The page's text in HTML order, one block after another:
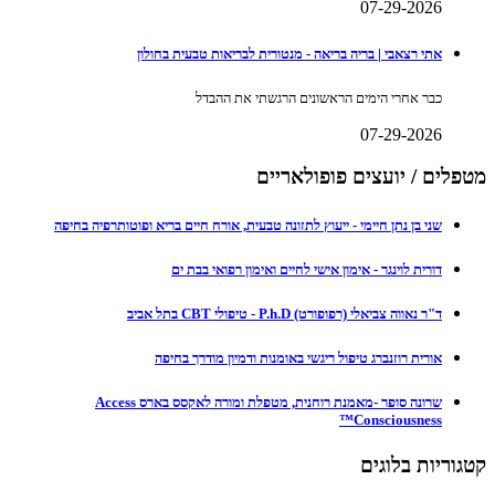
07-29-2026
אתי רצאבי | בריה בריאה - מנטורית לבריאות טבעית בחולון
כבר אחרי הימים הראשונים הרגשתי את ההבדל
07-29-2026
מטפלים / יועצים פופולאריים
שני בן נתן חיימי - ייעוץ לתזונה טבעית, אורח חיים בריא ופוטותרפיה בחיפה
דורית לוינגר - אימון אישי לחיים ואימון רפואי בבת ים
ד"ר נאווה צביאלי (רפופורט) P.h.D - טיפולי CBT בתל אביב
אורית רוזנברג טיפול ריגשי באומנות ודמיון מודרך בחיפה
שרונה סופר -מאמנת רוחנית, מטפלת ומורה לאקסס בארס Access
Consciousness™
קטגוריות בלוגים